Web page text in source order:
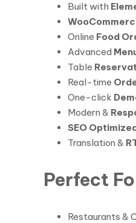
Built with
Online Food
Advanced
Table
Real-time
One-click
Modern &
SEO
Translation &
Perfect
Restaurants &